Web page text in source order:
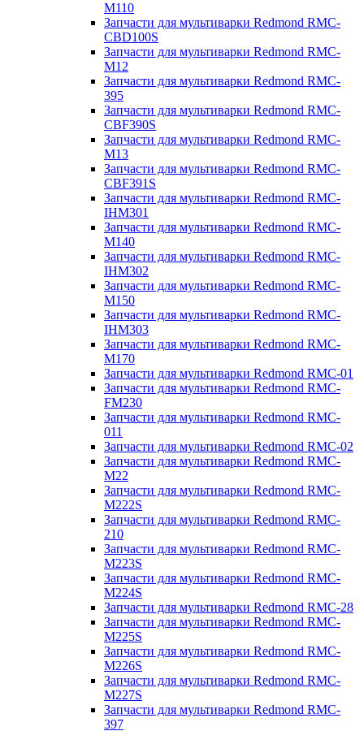
M110
Запчасти для мультиварки Redmond RMC-
CBD100S
Запчасти для мультиварки Redmond RMC-
M12
Запчасти для мультиварки Redmond RMC-
395
Запчасти для мультиварки Redmond RMC-
CBF390S
Запчасти для мультиварки Redmond RMC-
M13
Запчасти для мультиварки Redmond RMC-
CBF391S
Запчасти для мультиварки Redmond RMC-
IHM301
Запчасти для мультиварки Redmond RMC-
M140
Запчасти для мультиварки Redmond RMC-
IHM302
Запчасти для мультиварки Redmond RMC-
M150
Запчасти для мультиварки Redmond RMC-
IHM303
Запчасти для мультиварки Redmond RMC-
M170
Запчасти для мультиварки Redmond RMC-01
Запчасти для мультиварки Redmond RMC-
FM230
Запчасти для мультиварки Redmond RMC-
011
Запчасти для мультиварки Redmond RMC-02
Запчасти для мультиварки Redmond RMC-
M22
Запчасти для мультиварки Redmond RMC-
M222S
Запчасти для мультиварки Redmond RMC-
210
Запчасти для мультиварки Redmond RMC-
M223S
Запчасти для мультиварки Redmond RMC-
M224S
Запчасти для мультиварки Redmond RMC-28
Запчасти для мультиварки Redmond RMC-
M225S
Запчасти для мультиварки Redmond RMC-
M226S
Запчасти для мультиварки Redmond RMC-
M227S
Запчасти для мультиварки Redmond RMC-
397